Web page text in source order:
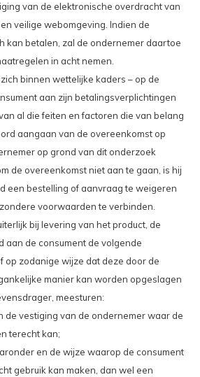
van de elektronische overdracht van
veilige webomgeving. Indien de
kan betalen, zal de ondernemer daartoe
in acht nemen.
binnen wettelijke kaders – op de
aan zijn betalingsverplichtingen
al die feiten en factoren die van belang
aangaan van de overeenkomst op
op grond van dit onderzoek
de overeenkomst niet aan te gaan, is hij
een bestelling of aanvraag te weigeren
voorwaarden te verbinden.
bij levering van het product, de
aan de consument de volgende
op zodanige wijze dat deze door de
manier kan worden opgeslagen
meesturen:
de vestiging van de ondernemer waar de
terecht kan;
en de wijze waarop de consument
gebruik kan maken, dan wel een